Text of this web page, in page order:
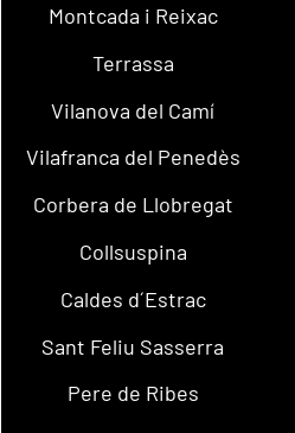
Montcada i Reixac
Terrassa
Vilanova del Camí
Vilafranca del Penedès
Corbera de Llobregat
Collsuspina
Caldes d´Estrac
Sant Feliu Sasserra
Pere de Ribes